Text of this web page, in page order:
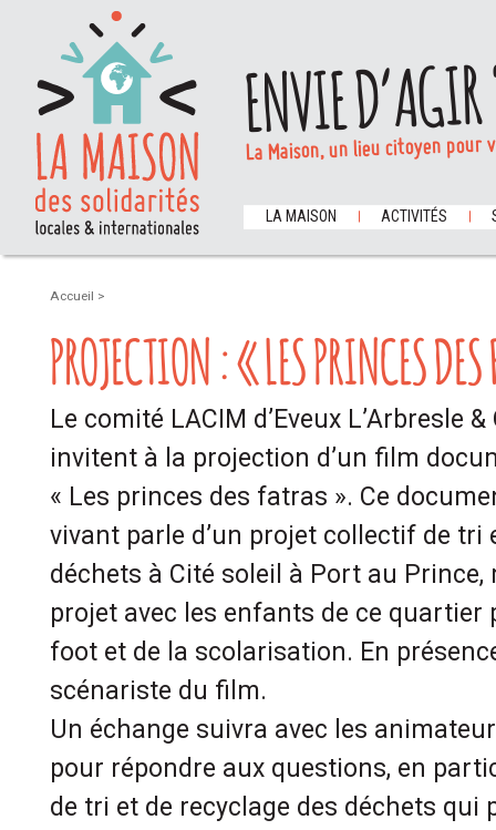
ENVIE
La Maison, un lieu citoyen
LA MAISON ACTIVITÉS
Accueil >
PROJECTION : « LES PRINCES
Le comité LACIM d’Eveux L’Arbresle
invitent à la projection d’un film
« Les princes des fatras ». Ce
vivant parle d’un projet collectif de tri
déchets à Cité soleil à Port au Prince,
projet avec les enfants de ce quartier
foot et de la scolarisation. En
scénariste du film.
Un échange suivra avec les
pour répondre aux questions, en
de tri et de recyclage des déchets qui